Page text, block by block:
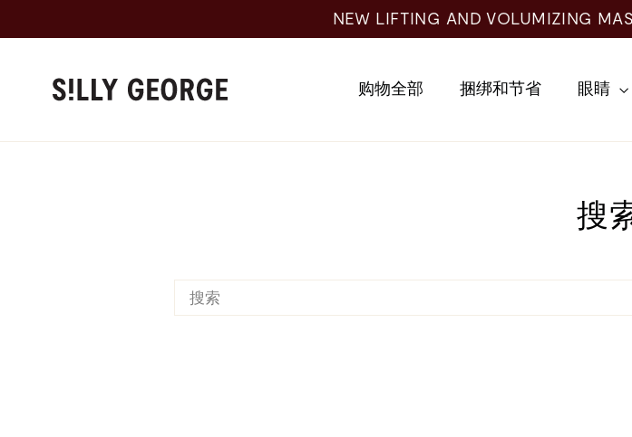
NEW LIFTING AND VOLUMIZING
购物全部 捆绑和节省 眼睛
搜
搜